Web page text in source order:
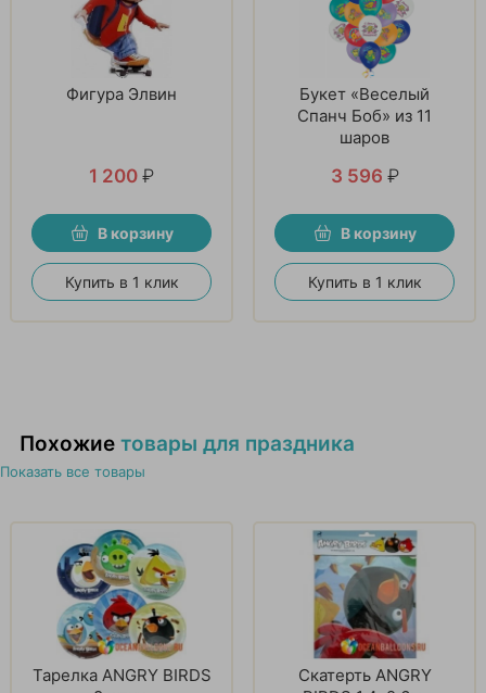
Фигура Элвин
1 200 ₽
В корзину
Купить в 1 клик
Букет «Веселый
Спанч Боб» из 11
шаров
3 596 ₽
В корзину
Купить в 1 клик
Похожие товары для праздника
Показать все товары
Тарелка ANGRY BIRDS
Скатерть ANGRY